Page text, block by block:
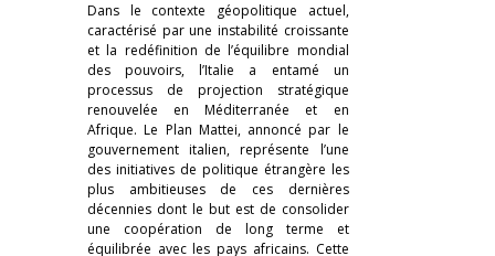
Dans le contexte géopolitique actuel,
caractérisé par une instabilité croissante
et la redéfinition de l’équilibre mondial
des pouvoirs, l’Italie a entamé un
processus de projection stratégique
renouvelée en Méditerranée et en
Afrique. Le Plan Mattei, annoncé par le
gouvernement italien, représente l’une
des initiatives de politique étrangère les
plus ambitieuses de ces dernières
décennies dont le but est de consolider
une coopération de long terme et
équilibrée avec les pays africains. Cette